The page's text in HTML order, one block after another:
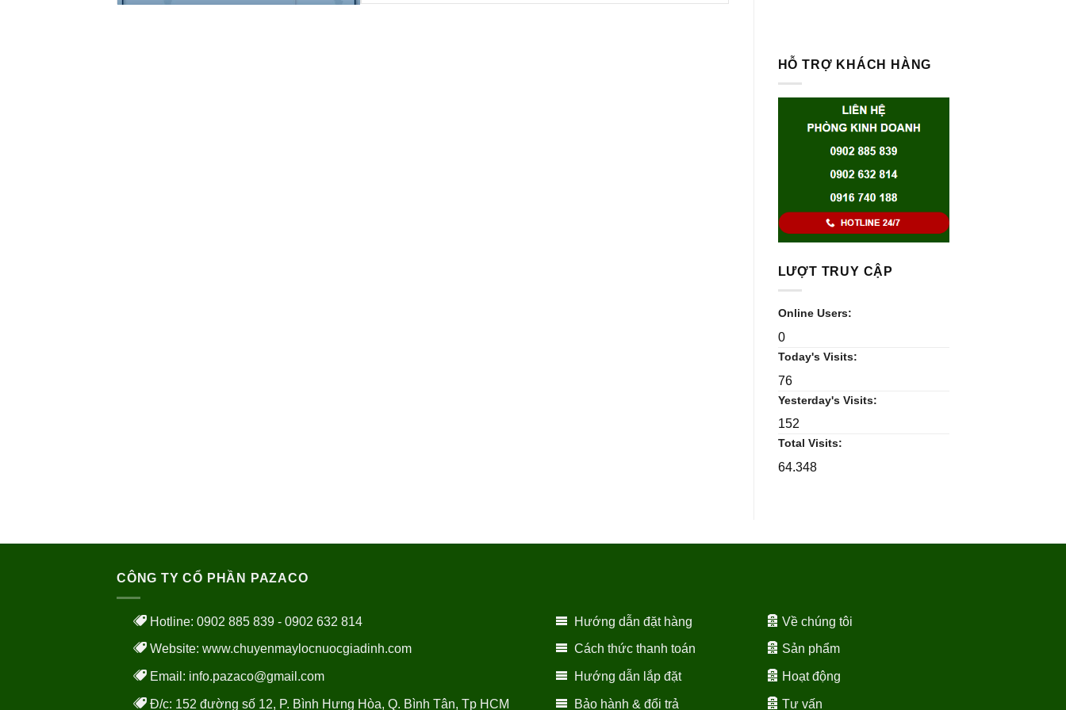
HỖ TRỢ KHÁCH HÀNG
LƯỢT TRUY CẬP
Online Users:
0
Today's Visits:
76
Yesterday's Visits:
152
Total Visits:
64.348
CÔNG TY CỔ PHẦN PAZACO
Hotline: 0902 885 839 - 0902 632 814
Website: www.chuyenmaylocnuocgiadinh.com
Email: info.pazaco@gmail.com
Đ/c: 152 đường số 12, P. Bình Hưng Hòa, Q. Bình Tân, Tp HCM
Hướng dẫn đặt hàng
Cách thức thanh toán
Hướng dẫn lắp đặt
Bảo hành & đổi trả
Về chúng tôi
Sản phẩm
Hoạt động
Tư vấn